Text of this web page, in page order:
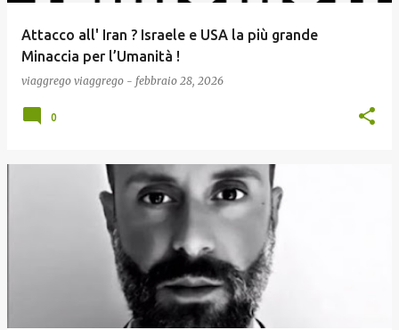
Attacco all' Iran ? Israele e USA la più grande
Minaccia per l’Umanità !
viaggrego viaggrego - febbraio 28, 2026
0